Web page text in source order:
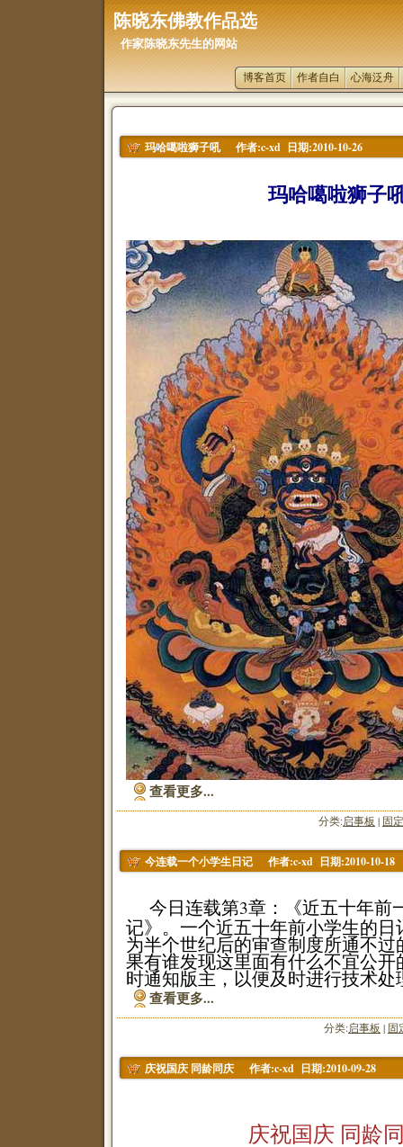
陈晓东佛教作品选
作家陈晓东先生的网站
博客首页 作者自白 心海泛舟
玛哈噶啦狮子吼 作者:c-xd 日期:2010-10-26
玛哈噶啦狮子
查看更多...
分类:启事板 | 固
今连载一个小学生日记 作者:c-xd 日期:2010-10-18
今日连载第3章：《近五十年前
记》。一个近五十年前小学生的
为半个世纪后的审查制度所通不过
果有谁发现这里面有什么不宜公开
时通知版主，以便及时进行技术处
查看更多...
分类:启事板 | 固
庆祝国庆 同龄同庆 作者:c-xd 日期:2010-09-28
庆祝国庆 同龄